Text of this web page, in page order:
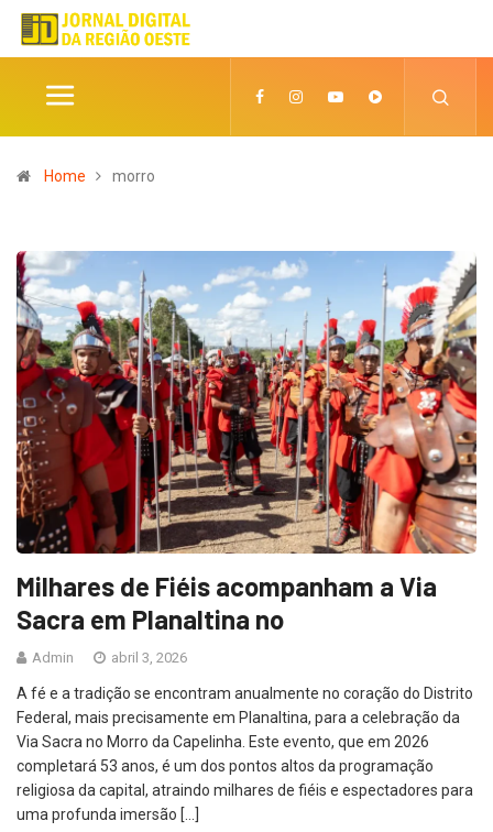
Home morro
Milhares de Fiéis acompanham a Via
Sacra em Planaltina no
Admin abril 3, 2026
A fé e a tradição se encontram anualmente no coração do Distrito
Federal, mais precisamente em Planaltina, para a celebração da
Via Sacra no Morro da Capelinha. Este evento, que em 2026
completará 53 anos, é um dos pontos altos da programação
religiosa da capital, atraindo milhares de fiéis e espectadores para
uma profunda imersão […]